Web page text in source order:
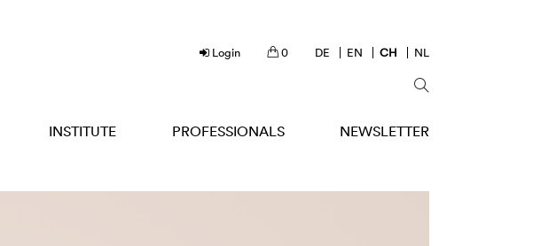
Login 0 DE EN CH NL
INSTITUTE PROFESSIONALS NEWSLETTER